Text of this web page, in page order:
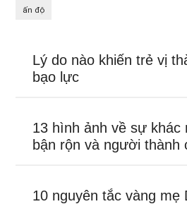
ấn độ
Lý do nào khiến trẻ vị
bạo lực
13 hình ảnh về sự khác
bận rộn và người thành
10 nguyên tắc vàng mẹ